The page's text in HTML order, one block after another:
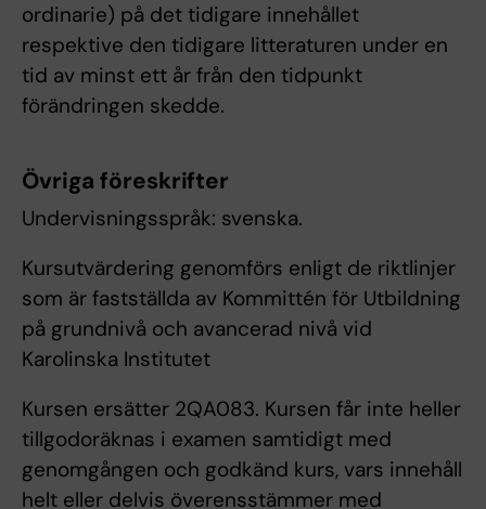
ordinarie) på det tidigare innehållet
respektive den tidigare litteraturen under en
tid av minst ett år från den tidpunkt
förändringen skedde.
Övriga föreskrifter
Undervisningsspråk: svenska.
Kursutvärdering genomförs enligt de riktlinjer
som är fastställda av Kommittén för Utbildning
på grundnivå och avancerad nivå vid
Karolinska Institutet
Kursen ersätter 2QA083. Kursen får inte heller
tillgodoräknas i examen samtidigt med
genomgången och godkänd kurs, vars innehåll
helt eller delvis överensstämmer med